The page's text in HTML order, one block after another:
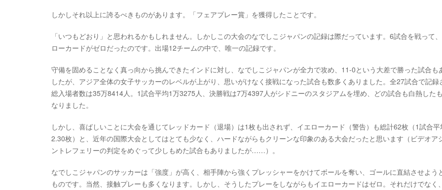
しかしそれ以上に誇るべきものがあります。「フェアプレー賞」を獲得したことです。
「いつもどおり」と思われるかもしれません。しかしこの大会のなでしこジャパンの記録は際だっています。6試合を戦って
ローカードがゼロだったのです。出場12チームの中で、唯一の記録です。
守備を固めることなく真っ向から挑んできたインドに対し、なでしこジャパンが全力で攻め、11-0という大差で勝った試合も
したが、アジア全体の女子サッカーのレベルが上がり、思いがけなく接戦になった試合も数多くありました。全27試合で記録
総入場者数は35万8414人。1試合平均1万3275人、決勝戦は7万4397人がシドニーのスタジアムを埋め、どの試合も白熱した
なりました。
しかし、喜ばしいことに大会を通じてレッドカード（退場）は1枚も出されず、イエローカード（警告）も総計62枚（1試合平
2.30枚）と、近年の国際大会としてはとても少なく、ハードながらもクリーンな印象のある大会だったと思います（ビデオア
ントレフェリーの判定をめぐって少しもめた試合もありましたが……）。
なでしこジャパンのサッカーは「強度」が高く、相手陣から強くプレッシャーをかけてボールを奪い、ゴールに直結させよう
ものです。当然、接触プレーも多くなります。しかし、そうしたプレーをしながらもイエローカードはゼロ。それだけでなく